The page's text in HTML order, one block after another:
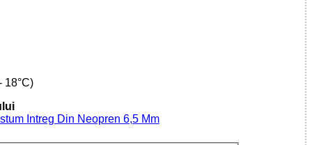
18°C)
Intreg Din Neopren 6,5 Mm